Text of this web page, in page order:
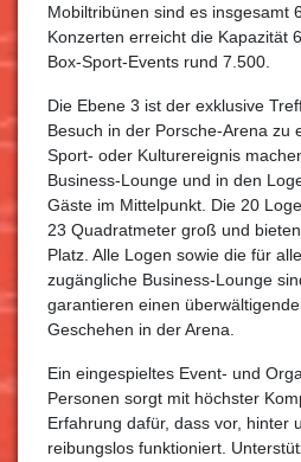
Mobiltribünen sind es insgesamt
Konzerten erreicht die Kapazität
Box-Sport-Events rund 7.500.
Die Ebene 3 ist der exklusive
Besuch in der Porsche-Arena zu
Sport- oder Kulturereignis
Business-Lounge und in den
Gäste im Mittelpunkt. Die 20
23 Quadratmeter groß und
Platz. Alle Logen sowie die für
zugängliche Business-Lounge
garantieren einen
Geschehen in der Arena.
Ein eingespieltes Event- und
Personen sorgt mit höchster
Erfahrung dafür, dass vor, hinter
reibungslos funktioniert.